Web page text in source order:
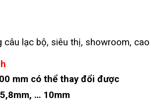
câu lạc bộ, siêu thị, showroom,
mm có thể thay đổi được
… 10mm